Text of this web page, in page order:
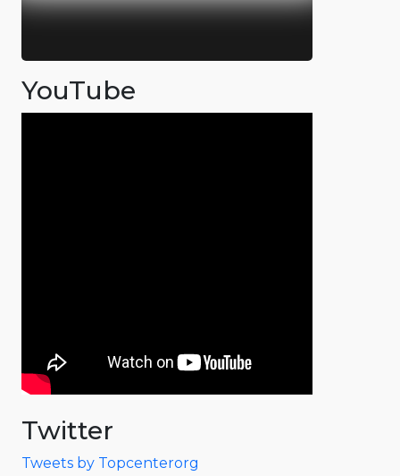
YouTube
Twitter
Tweets by Topcenterorg